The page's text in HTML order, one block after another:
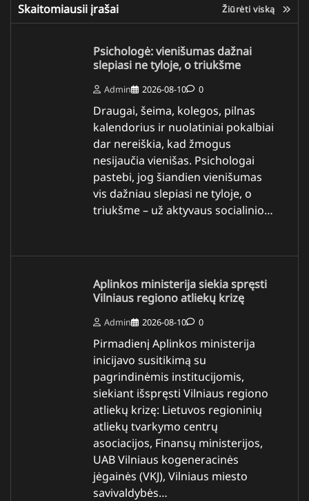
Skaitomiausii įrašai Žiūrėti viską
Psichologė: vienišumas dažnai
slepiasi ne tyloje, o triukšme
Admin 2026-08-10 0
Draugai, šeima, kolegos, pilnas
kalendorius ir nuolatiniai pokalbiai
dar nereiškia, kad žmogus
nesijaučia vienišas. Psichologai
pastebi, jog šiandien vienišumas
vis dažniau slepiasi ne tyloje, o
triukšme – už aktyvaus socialinio…
Aplinkos ministerija siekia spręsti
Vilniaus regiono atliekų krizę
Admin 2026-08-10 0
Pirmadienį Aplinkos ministerija
inicijavo susitikimą su
pagrindinėmis institucijomis,
siekiant išspręsti Vilniaus regiono
atliekų krizę: Lietuvos regioninių
atliekų tvarkymo centrų
asociacijos, Finansų ministerijos,
UAB Vilniaus kogeneracinės
jėgainės (VKJ), Vilniaus miesto
savivaldybės…